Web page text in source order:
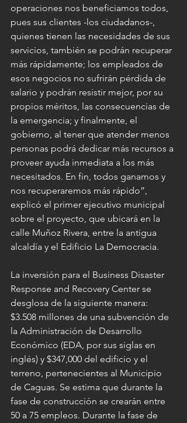
operaciones nos beneficiamos todos,
pues sus clientes -los ciudadanos-,
quienes tienen las necesidades de sus
servicios, también se podrán recuperar
más rápidamente; los empleados de
esos negocios no sufrirán pérdida de
salario y podrán resistir mejor, por su
propios méritos, las consecuencias de
la emergencia; y finalmente, el
gobierno, al tener que atender menos
personas podrá dedicar más recursos a
proveer ayuda inmediata a los más
necesitados. En fin, todos ganamos y
nos recuperaremos más rápido”,
explicó el primer ejecutivo municipal
sobre el proyecto, que ubicará en la
calle Muñoz Rivera, entre la antigua
alcaldía y el Edificio La Democracia.
La inversión para el Business Disaster
Response and Recovery Center se
desglosa de la siguiente manera:
$3.508 millones de una subvención de
la Administración de Desarrollo
Económico (EDA, por sus siglas en
inglés) y $347,000 del edificio y el
terreno, pertenecientes al Municipio
de Caguas. Se estima que durante la
fase de construcción se crearán entre
50 a 75 empleos. Durante la fase de